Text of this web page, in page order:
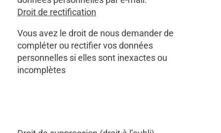
Droit de rectification
Vous avez le droit de nous demander de
compléter ou rectifier vos données
personnelles si elles sont inexactes ou
incomplètes